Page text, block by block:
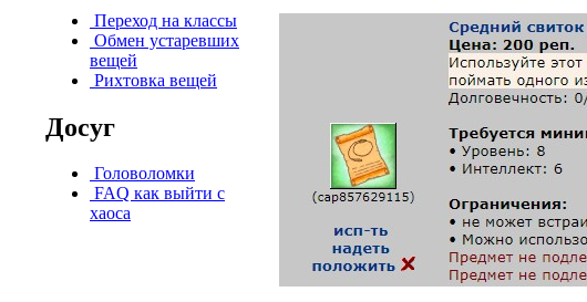
Переход на классы
Обмен устаревших
вещей
Рихтовка вещей
Досуг
Головоломки
FAQ как выйти с
хаоса